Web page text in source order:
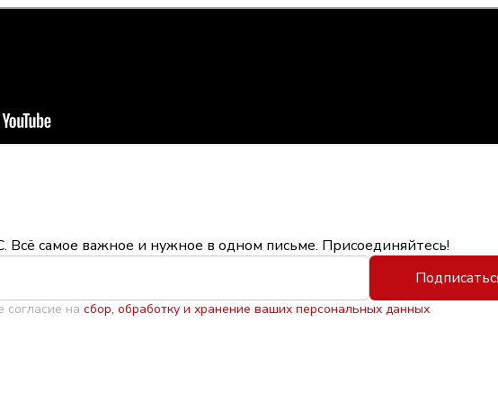
Всё самое важное и нужное в одном письме. Присоединяйтесь!
согласие на сбор, обработку и хранение ваших персональных данных